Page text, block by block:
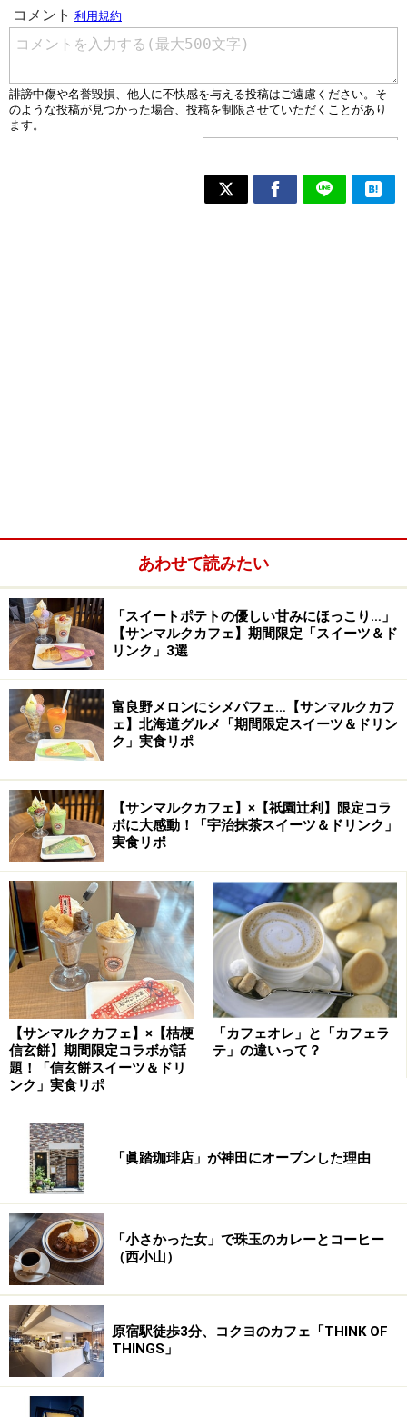
あわせて読みたい
「スイートポテトの優しい甘みにほっこり…」
【サンマルクカフェ】期間限定「スイーツ＆ド
リンク」3選
富良野メロンにシメパフェ…【サンマルクカフ
ェ】北海道グルメ「期間限定スイーツ＆ドリン
ク」実食リポ
【サンマルクカフェ】×【祇園辻利】限定コラ
ボに大感動！「宇治抹茶スイーツ＆ドリンク」
実食リポ
【サンマルクカフェ】×【桔梗
信玄餅】期間限定コラボが話
題！「信玄餅スイーツ＆ドリ
ンク」実食リポ
「カフェオレ」と「カフェラ
テ」の違いって？
「眞踏珈琲店」が神田にオープンした理由
「小さかった女」で珠玉のカレーとコーヒー
（西小山）
原宿駅徒歩3分、コクヨのカフェ「THINK OF
THINGS」